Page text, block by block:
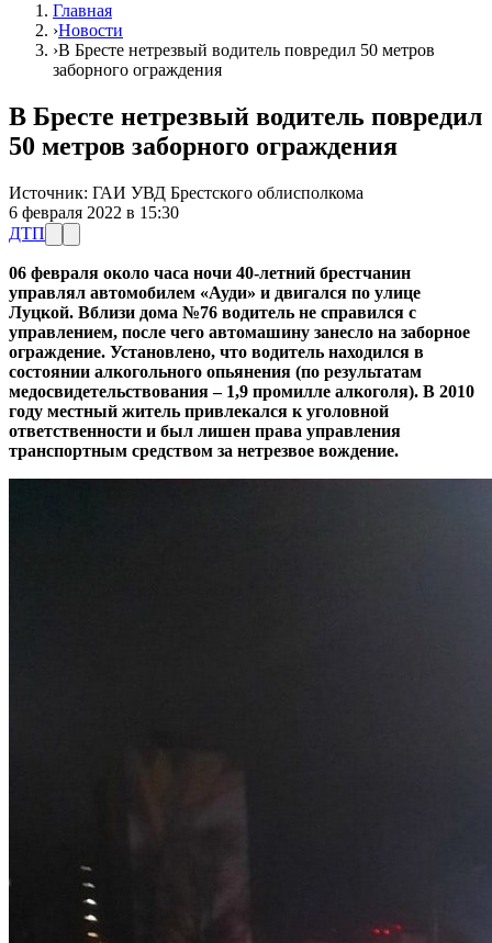
Главная
›Новости
›В Бресте нетрезвый водитель повредил 50 метров
заборного ограждения
В Бресте нетрезвый водитель повредил
50 метров заборного ограждения
Источник: ГАИ УВД Брестского облисполкома
6 февраля 2022 в 15:30
ДТП
06 февраля около часа ночи 40-летний брестчанин
управлял автомобилем «Ауди» и двигался по улице
Луцкой. Вблизи дома №76 водитель не справился с
управлением, после чего автомашину занесло на заборное
ограждение. Установлено, что водитель находился в
состоянии алкогольного опьянения (по результатам
медосвидетельствования – 1,9 промилле алкоголя). В 2010
году местный житель привлекался к уголовной
ответственности и был лишен права управления
транспортным средством за нетрезвое вождение.